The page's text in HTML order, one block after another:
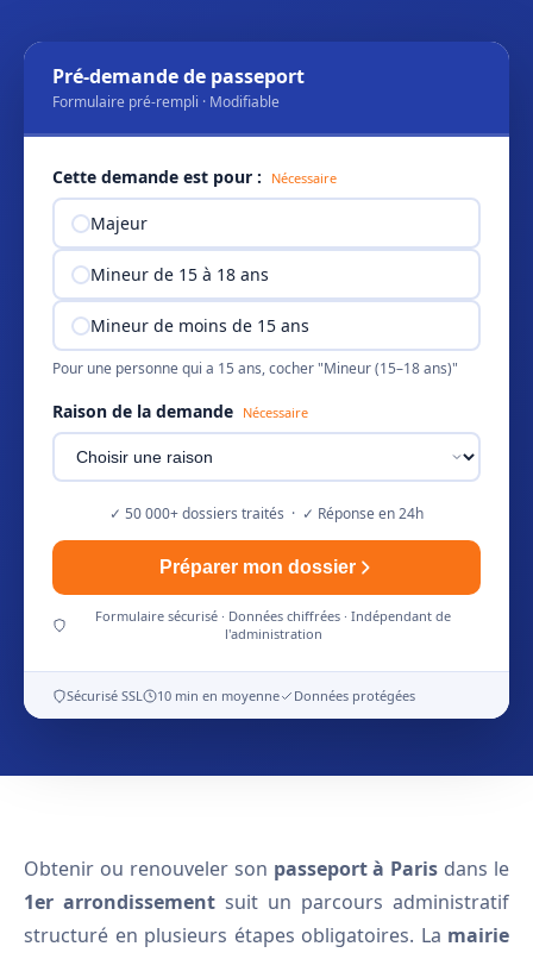
Pré-demande de passeport
Formulaire pré-rempli · Modifiable
Cette demande est pour : Nécessaire
Majeur
Mineur de 15 à 18 ans
Mineur de moins de 15 ans
Pour une personne qui a 15 ans, cocher "Mineur (15–18 ans)"
Raison de la demande Nécessaire
✓ 50 000+ dossiers traités · ✓ Réponse en 24h
Préparer mon dossier
Formulaire sécurisé · Données chiffrées · Indépendant de
l'administration
Sécurisé SSL 10 min en moyenne Données protégées
Obtenir ou renouveler son passeport à Paris dans le
1er arrondissement suit un parcours administratif
structuré en plusieurs étapes obligatoires. La mairie